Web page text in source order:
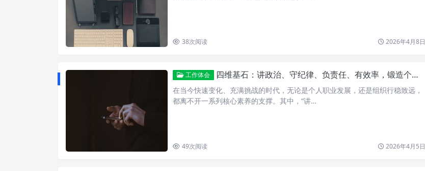
38次阅读 2026年4月8日
工作体会 四维基石：讲政治、守纪律、负责任、有效率，锻造个人与组织卓越的驱动力
在当今快速变化、充满挑战的时代，无论是个人职业发展，还是组织行稳致远，
都离不开一系列核心素养的支撑。其中，“讲…
49次阅读 2026年4月5日